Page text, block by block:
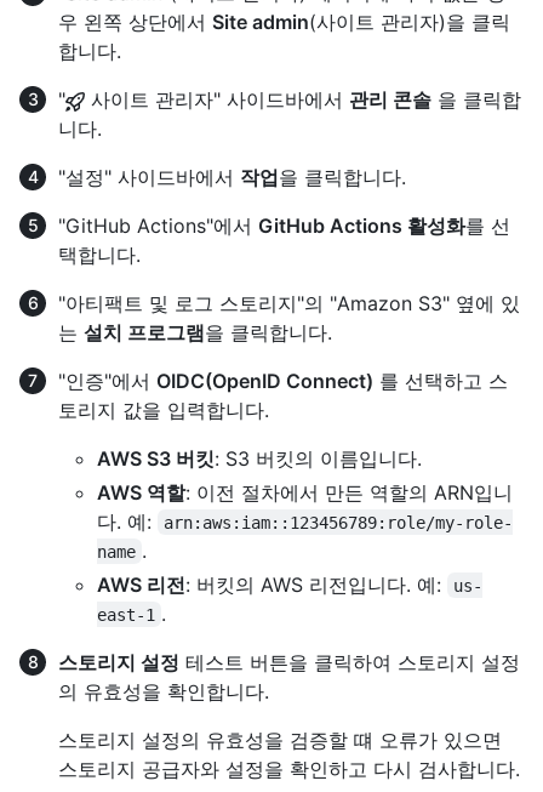
우 왼쪽 상단에서 Site admin(사이트 관리자)을 클릭
합니다.
"
사이트 관리자" 사이드바에서 관리 콘솔 을 클릭합
니다.
"설정" 사이드바에서 작업을 클릭합니다.
"GitHub Actions"에서 GitHub Actions 활성화를 선
택합니다.
"아티팩트 및 로그 스토리지"의 "Amazon S3" 옆에 있
는 설치 프로그램을 클릭합니다.
"인증"에서 OIDC(OpenID Connect) 를 선택하고 스
토리지 값을 입력합니다.
AWS S3 버킷: S3 버킷의 이름입니다.
AWS 역할: 이전 절차에서 만든 역할의 ARN입니
다. 예:
arn:aws:iam::123456789:role/my-role-
name .
AWS 리전: 버킷의 AWS 리전입니다. 예:
us-
east-1 .
스토리지 설정 테스트 버튼을 클릭하여 스토리지 설정
의 유효성을 확인합니다.
스토리지 설정의 유효성을 검증할 떄 오류가 있으면
스토리지 공급자와 설정을 확인하고 다시 검사합니다.